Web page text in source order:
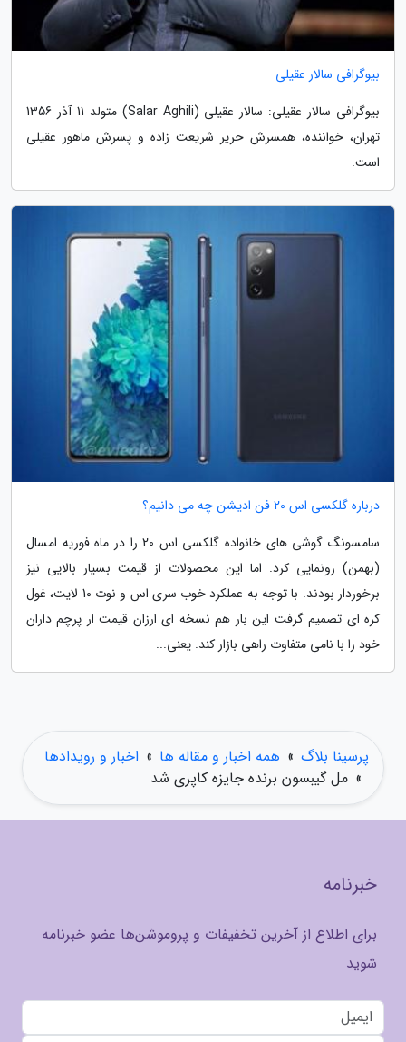
بیوگرافی سالار عقیلی
بیوگرافی سالار عقیلی: سالار عقیلی (Salar Aghili) متولد 11 آذر 1356
تهران، خواننده، همسرش حریر شریعت زاده و پسرش ماهور عقیلی
است.
درباره گلکسی اس 20 فن ادیشن چه می دانیم؟
سامسونگ گوشی های خانواده گلکسی اس 20 را در ماه فوریه امسال
(بهمن) رونمایی کرد. اما این محصولات از قیمت بسیار بالایی نیز
برخوردار بودند. با توجه به عملکرد خوب سری اس و نوت 10 لایت، غول
کره ای تصمیم گرفت این بار هم نسخه ای ارزان قیمت ار پرچم داران
خود را با نامی متفاوت راهی بازار کند. یعنی...
پرسینا بلاگ » همه اخبار و مقاله ها » اخبار و رویدادها
» مل گیبسون برنده جایزه کاپری شد
خبرنامه
برای اطلاع از آخرین تخفیفات و پروموشن‌ها عضو خبرنامه
شوید